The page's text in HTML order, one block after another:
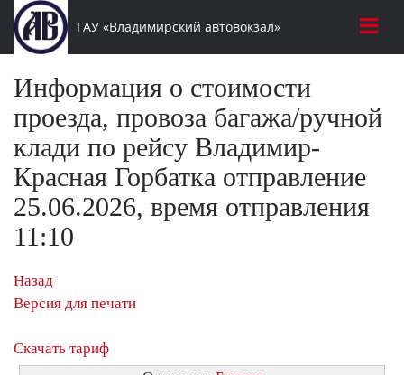
ГАУ «Владимирский автовокзал»
Информация о стоимости
проезда, провоза багажа/ручной
клади по рейсу Владимир-
Красная Горбатка отправление
25.06.2026, время отправления
11:10
Назад
Версия для печати
Скачать тариф